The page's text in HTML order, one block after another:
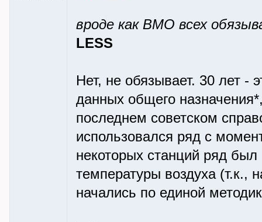
вроде как ВМО всех
LESS
Нет, не обязывает. 30 лет -
данных общего
последнем советском
использовался ряд с
некоторых станций ряд
температуры воздуха (т.к.,
начались по единой